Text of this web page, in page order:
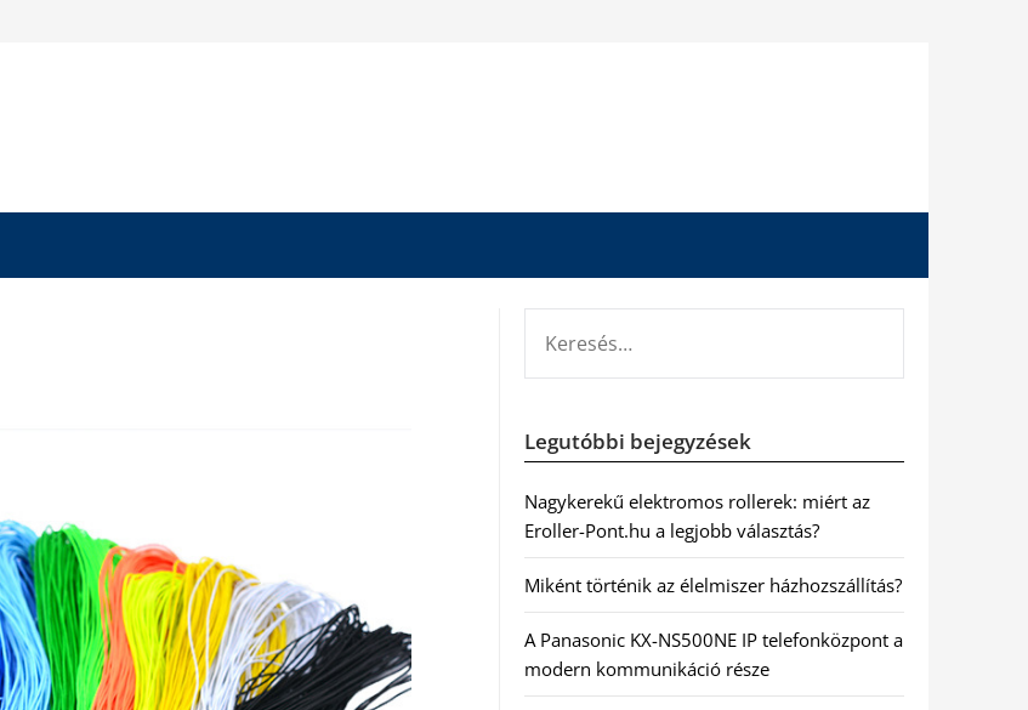
Legutóbbi bejegyzések
Nagykerekű elektromos rollerek: miért az
Eroller-Pont.hu a legjobb választás?
Miként történik az élelmiszer házhozszállítás?
A Panasonic KX-NS500NE IP telefonközpont a
modern kommunikáció része